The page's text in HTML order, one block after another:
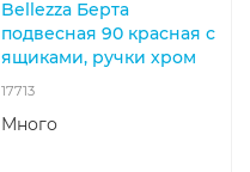
Bellezza Берта
подвесная 90 красная с
ящиками, ручки хром
17713
Много